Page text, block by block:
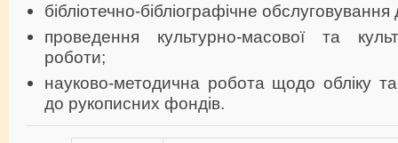
бібліотечно-бібліографічне обслуговування
проведення культурно-масової та
роботи;
науково-методична робота щодо обліку та
до рукописних фондів.